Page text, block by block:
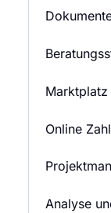
Marktplatz
Online
Analyse